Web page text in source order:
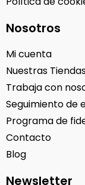
Nosotros
Mi cuenta
Nuestras
Trabaja con
Seguimiento de
Programa de
Contacto
Blog
Newsletter